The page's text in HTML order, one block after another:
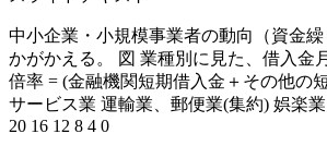
中小企業・小規模事業者の動向（資金
かがかえる。 図 業種別に見た、借入金
倍率 = (金融機関短期借入金＋その他の
サービス業 運輸業、郵便業(集約) 娯楽業 (
20 16 12 8 4 0